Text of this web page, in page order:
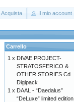
Acquista Il mio account
Carrello
1 x DIVAE PROJECT-
STRATOSFERICO &
OTHER STORIES Cd
Digipack
1 x DAAL - “Daedalus”
“DeLuxe” limited edition